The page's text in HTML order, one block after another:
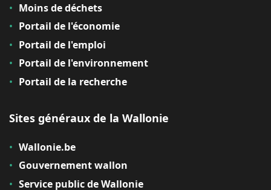
Moins de déchets
Portail de l'économie
Portail de l'emploi
Portail de l'environnement
Portail de la recherche
Sites généraux de la Wallonie
Wallonie.be
Gouvernement wallon
Service public de Wallonie